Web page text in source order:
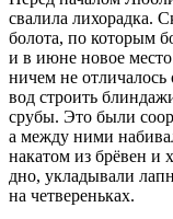
свалила лихорадка.
болота, по которым
и в июне новое
ничем не
вод строить
срубы. Это были
а между ними
накатом из брёвен и
дно, укладывали
на четвереньках.